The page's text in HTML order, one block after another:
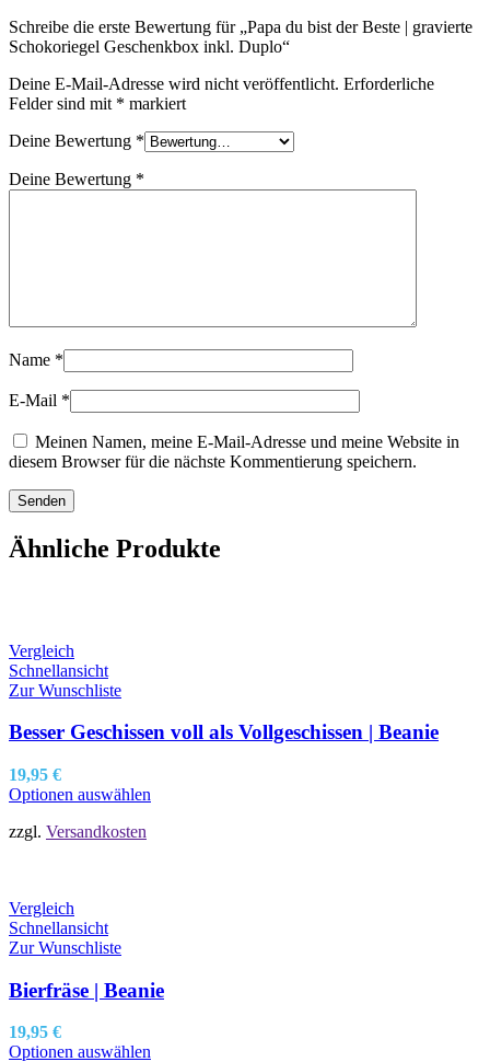
Schreibe die erste Bewertung für „Papa du bist der Beste | gravierte
Schokoriegel Geschenkbox inkl. Duplo“
Deine E-Mail-Adresse wird nicht veröffentlicht. Erforderliche
Felder sind mit * markiert
Deine Bewertung *
Deine Bewertung *
Name *
E-Mail *
Meinen Namen, meine E-Mail-Adresse und meine Website in
diesem Browser für die nächste Kommentierung speichern.
Ähnliche Produkte
Vergleich
Schnellansicht
Zur Wunschliste
Besser Geschissen voll als Vollgeschissen | Beanie
19,95 €
Optionen auswählen
zzgl. Versandkosten
Vergleich
Schnellansicht
Zur Wunschliste
Bierfräse | Beanie
19,95 €
Optionen auswählen